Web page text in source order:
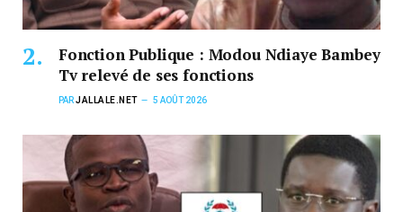
Fonction Publique : Modou Ndiaye Bambey
Tv relevé de ses fonctions
PARJALLALE.NET 5 AOÛT 2026